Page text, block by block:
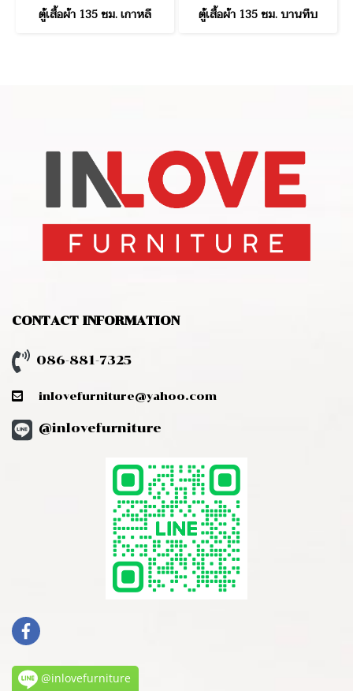
ตู้เสื้อผ้า 135 ซม. เกาหลี ตู้เสื้อผ้า 135 ซม. บานทึบ
CONTACT INFORMATION
086-881-7325
inlovefurniture@yahoo.com
@inlovefurniture
@inlovefurniture